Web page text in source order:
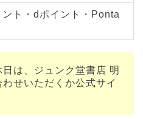
ント・dポイント・Ponta
は、ジュンク堂書店 明
せいただくか公式サイ